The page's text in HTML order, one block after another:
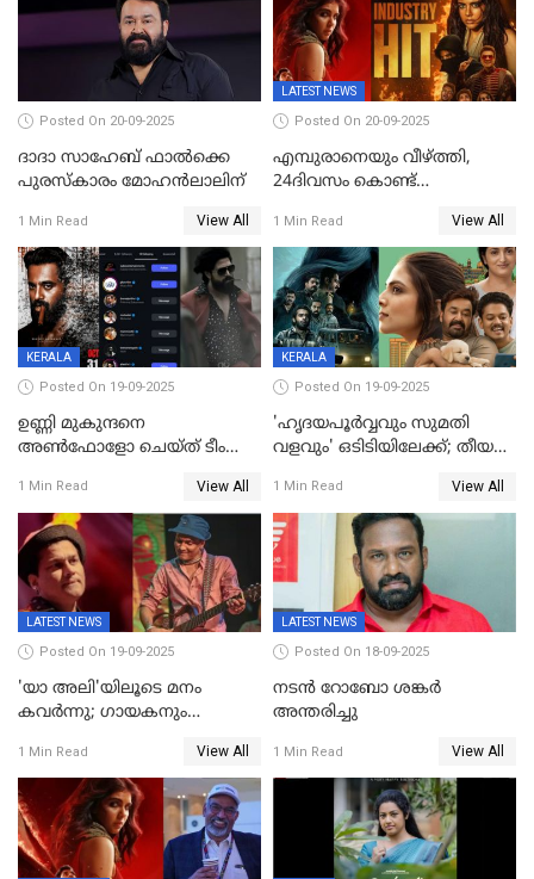
Posted On 20-09-2025
ദാദാ സാഹേബ് ഫാൽക്കെ
പുരസ്‌കാരം മോഹൻലാലിന്
1 Min Read View All
LATEST NEWS
Posted On 20-09-2025
എമ്പുരാനെയും വീഴ്ത്തി,
24ദിവസം കൊണ്ട്
ഇൻഡസ്ട്രി ഹിറ്റ്;
റെക്കോർഡുമായി ലോക
1 Min Read View All
KERALA
Posted On 19-09-2025
ഉണ്ണി മുകുന്ദനെ
അൺഫോളോ ചെയ്ത് ടീം
മാർക്കോയിൽ യാഷ്,
പൃഥ്വിരാജ്,
മമ്മുട്ടി,മോഹൻലാൽ..ചർച്ചകളുമായി
സൈബർലോകവും
1 Min Read View All
KERALA
Posted On 19-09-2025
'ഹൃദയപൂര്‍വ്വവും സുമതി
വളവും' ഒടിടിയിലേക്ക്; തീയതി
1 Min Read View All
LATEST NEWS
Posted On 19-09-2025
'യാ അലി'യിലൂടെ മനം
കവർന്നു; ഗായകനും
അന്തരിച്ചു
1 Min Read View All
LATEST NEWS
Posted On 18-09-2025
നടൻ റോബോ ശങ്കർ
അന്തരിച്ചു
1 Min Read View All